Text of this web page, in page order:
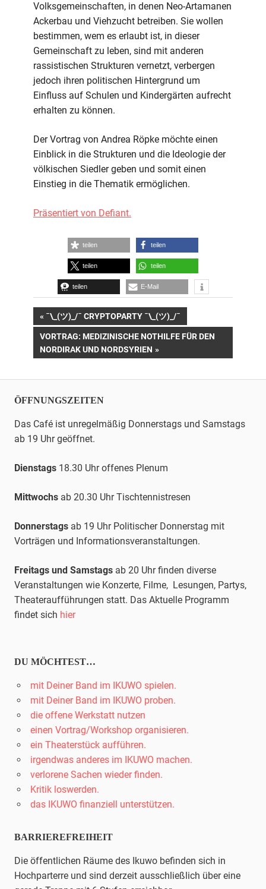
Volksgemeinschaften, in denen Neo-Artamanen
Ackerbau und Viehzucht betreiben. Sie wollen
bestimmen, wem es erlaubt ist, in dieser
Gemeinschaft zu leben, sind mit anderen
rassistischen Strukturen vernetzt, verbergen
jedoch ihren politischen Hintergrund um
Einfluss auf Schulen und Kindergärten aufrecht
erhalten zu können.
Der Vortrag von Andrea Röpke möchte einen
Einblick in die Strukturen und die Ideologie der
völkischen Siedler geben und somit einen
Einstieg in die Thematik ermöglichen.
Präsentiert von Defiant.
teilen teilen
teilen teilen
teilen E-Mail
Beitrags-
Navigation
VORHERIGER
BEITRAG:
¯\_(ツ)_/¯ CRYPTOPARTY ¯\_(ツ)_/¯
NÄCHSTER
BEITRAG:
VORTRAG: MEDIZINISCHE NOTHILFE FÜR DEN
NORDIRAK UND NORDSYRIEN
ÖFFNUNGSZEITEN
Das Café ist unregelmäßig Donnerstags und Samstags
ab 19 Uhr geöffnet.
Dienstags 18.30 Uhr offenes Plenum
Mittwochs ab 20.30 UhrTischtennistresen
Donnerstags ab 19 Uhr Politischer Donnerstag mit
Vorträgen und Informationsveranstaltungen.
Freitags und Samstags ab 20 Uhr finden diverse
Veranstaltungen wie Konzerte, Filme, Lesungen, Partys,
Theateraufführungen statt. Das Aktuelle Programm
findet sich hier
DU MÖCHTEST…
mit Deiner Band im IKUWO spielen.
mit Deiner Band im IKUWO proben.
die offene Werkstatt nutzen
einen Vortrag/Workshop organisieren.
ein Theaterstück aufführen.
irgendwas anderes im IKUWO machen.
verlorene Sachen wieder finden.
Kritik loswerden.
das IKUWO finanziell unterstützen.
BARRIEREFREIHEIT
Die öffentlichen Räume des Ikuwo befinden sich in
Hochparterre und sind derzeit ausschließlich über eine